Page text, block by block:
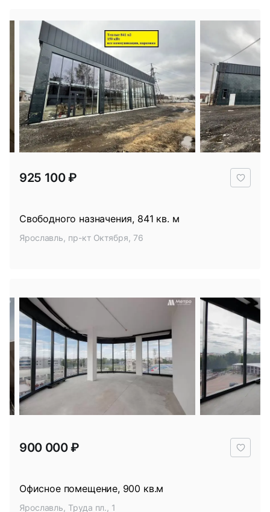
Свободного назначения, 841 кв. м
Ярославль, пр-кт Октября, 76
925 100 ₽
Офисное помещение, 900 кв.м
Ярославль, Труда пл., 1
900 000 ₽